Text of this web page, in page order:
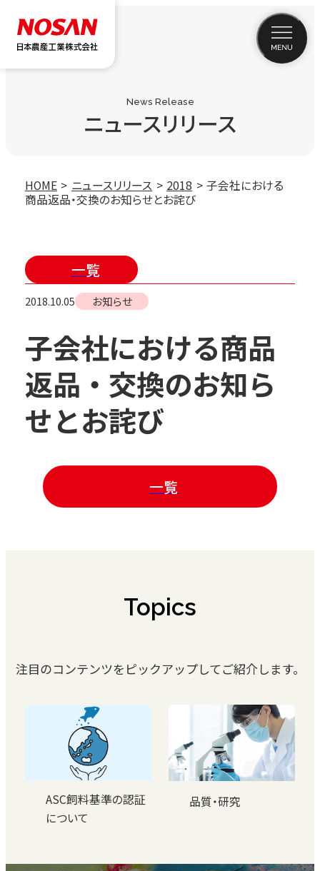
News Release
ニュースリリース
HOME ニュースリリース 2018
子会社における
商品返品・交換のお知らせとお詫び
一覧
2018.10.05 お知らせ
子会社における商品
返品・交換のお知ら
せとお詫び
一覧
Topics
注目のコンテンツをピックアップしてご紹介します。
ASC飼料基準の認証
について
品質・研究